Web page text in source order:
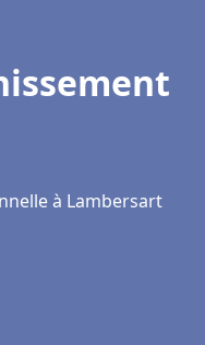
à Lambersart